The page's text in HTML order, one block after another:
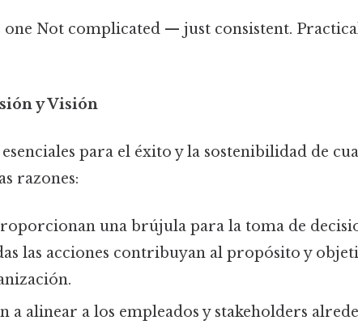
Not complicated — just consistent.
y Visión
para el éxito y la sostenibilidad de
razones:
una brújula para la toma de
las acciones contribuyan al propósito y
a alinear a los empleados y stakeholders